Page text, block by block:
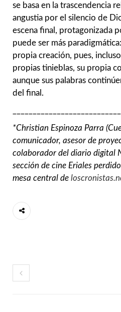
se basa en la trascendencia
angustia por el silencio de
escena final, protagonizada
puede ser más
propia creación, pues,
propias tinieblas, su propia
aunque sus palabras
del final.
*Christian Espinoza Parra
comunicador, asesor de
colaborador del diario digital
sección de cine Eriales
mesa central de